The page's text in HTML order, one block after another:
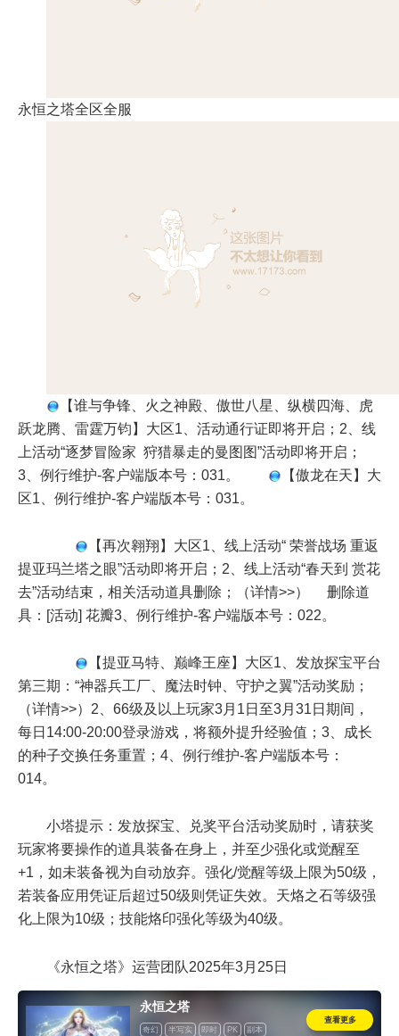
永恒之塔全区全服
【谁与争锋、火之神殿、傲世八星、纵横四海、虎
跃龙腾、雷霆万钧】大区1、活动通行证即将开启；2、线
上活动“逐梦冒险家 狩猎暴走的曼图图”活动即将开启；
3、例行维护-客户端版本号：031。
【傲龙在天】大
区1、例行维护-客户端版本号：031。
【再次翱翔】大区1、线上活动“ 荣誉战场 重返
提亚玛兰塔之眼”活动即将开启；2、线上活动“春天到 赏花
去”活动结束，相关活动道具删除；（详情>>） 删除道
具：[活动] 花瓣3、例行维护-客户端版本号：022。
【提亚马特、巅峰王座】大区1、发放探宝平台
第三期：“神器兵工厂、魔法时钟、守护之翼”活动奖励；
（详情>>）2、66级及以上玩家3月1日至3月31日期间，
每日14:00-20:00登录游戏，将额外提升经验值；3、成长
的种子交换任务重置；4、例行维护-客户端版本号：
014。
小塔提示：发放探宝、兑奖平台活动奖励时，请获奖
玩家将要操作的道具装备在身上，并至少强化或觉醒至
+1，如未装备视为自动放弃。强化/觉醒等级上限为50级，
若装备应用凭证后超过50级则凭证失效。天烙之石等级强
化上限为10级；技能烙印强化等级为40级。
《永恒之塔》运营团队2025年3月25日
永恒之塔
奇幻 半写实 即时 PK
副本
查看更多